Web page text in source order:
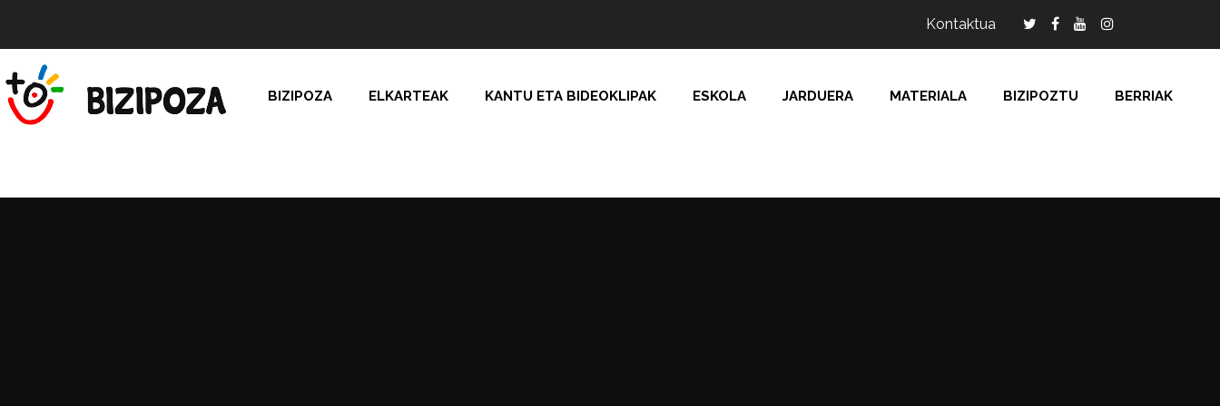
Kontaktua
BIZIPOZA ELKARTEAK KANTU ETA BIDEOKLIPAK ESKOLA JARDUERA MATERIALA BIZIPOZTU BERRIAK